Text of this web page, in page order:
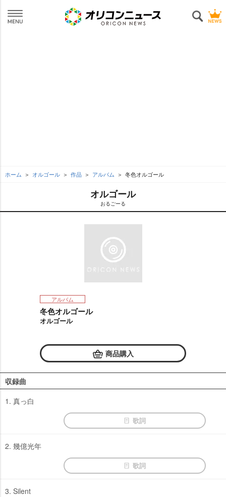
ホーム オルゴール 作品 アルバム 冬色オルゴール
オルゴール
おるごーる
アルバム
冬色オルゴール
オルゴール
商品購入
収録曲
1. 真っ白
歌詞
2. 幾億光年
歌詞
3. Silent